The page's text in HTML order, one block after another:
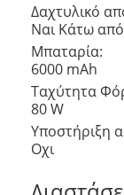
Δαχτυλικό
Ναι Κάτω
Μπαταρία:
6000 mAh
Ταχύτητα
80 W
Υποστήριξη
Οχι